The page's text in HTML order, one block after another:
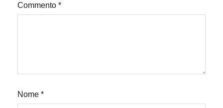
Commento *
Nome *